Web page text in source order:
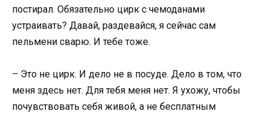
постирал. Обязательно цирк с чемоданами
устраивать? Давай, раздевайся, я сейчас сам
пельмени сварю. И тебе тоже.
– Это не цирк. И дело не в посуде. Дело в том, что
меня здесь нет. Для тебя меня нет. Я ухожу, чтобы
почувствовать себя живой, а не бесплатным